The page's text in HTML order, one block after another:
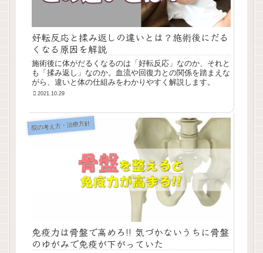
好転反応と揉み返しの違いとは？施術後にだる
くなる原因を解説
施術後に体がだるくなるのは「好転反応」なのか、それと
も「揉み返し」なのか。血流や回復力との関係を踏まえな
がら、違いと体の仕組みをわかりやすく解説します。
2021.10.29
院の考え方・治療方針
免疫力は骨盤で高めろ!! 気づかないうちに骨盤
のゆがみで免疫が下がっていた